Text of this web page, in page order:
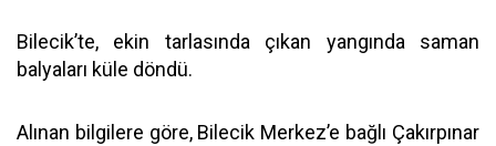
Bilecik’te, ekin tarlasında çıkan yangında saman
balyaları küle döndü.
Alınan bilgilere göre, Bilecik Merkez’e bağlı Çakırpınar